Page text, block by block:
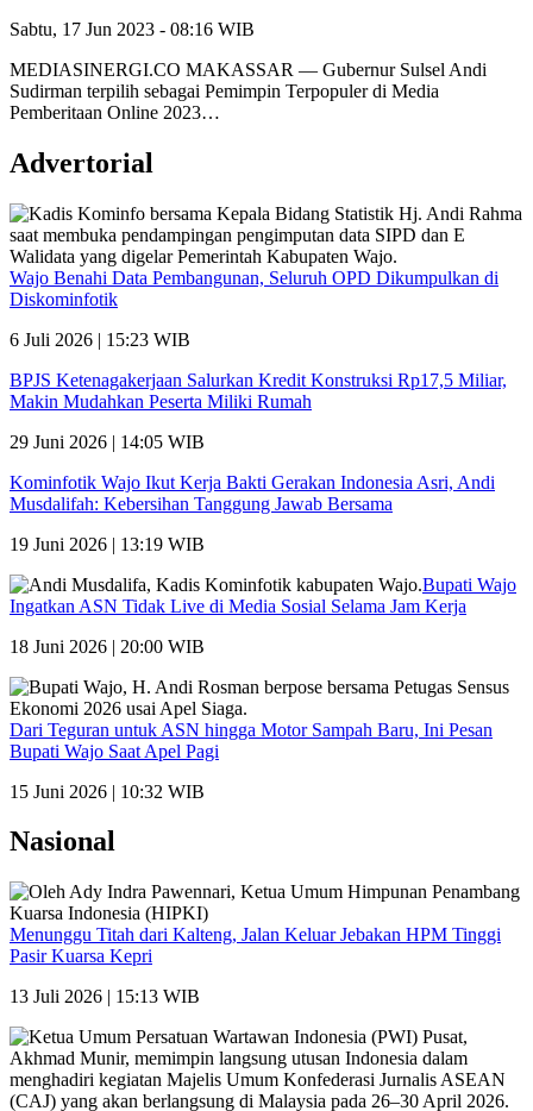
Sabtu, 17 Jun 2023 - 08:16 WIB
MEDIASINERGI.CO MAKASSAR — Gubernur Sulsel Andi
Sudirman terpilih sebagai Pemimpin Terpopuler di Media
Pemberitaan Online 2023…
Advertorial
Wajo Benahi Data Pembangunan, Seluruh OPD Dikumpulkan di
Diskominfotik
6 Juli 2026 | 15:23 WIB
BPJS Ketenagakerjaan Salurkan Kredit Konstruksi Rp17,5 Miliar,
Makin Mudahkan Peserta Miliki Rumah
29 Juni 2026 | 14:05 WIB
Kominfotik Wajo Ikut Kerja Bakti Gerakan Indonesia Asri, Andi
Musdalifah: Kebersihan Tanggung Jawab Bersama
19 Juni 2026 | 13:19 WIB
Bupati Wajo
Ingatkan ASN Tidak Live di Media Sosial Selama Jam Kerja
18 Juni 2026 | 20:00 WIB
Dari Teguran untuk ASN hingga Motor Sampah Baru, Ini Pesan
Bupati Wajo Saat Apel Pagi
15 Juni 2026 | 10:32 WIB
Nasional
Menunggu Titah dari Kalteng, Jalan Keluar Jebakan HPM Tinggi
Pasir Kuarsa Kepri
13 Juli 2026 | 15:13 WIB